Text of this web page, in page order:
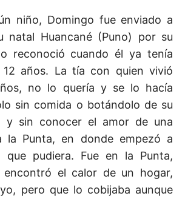
niño, Domingo fue enviado a
natal Huancané (Puno) por su
reconoció cuando él ya tenía
12 años. La tía con quien vivió
no lo quería y se lo hacía
sin comida o botándolo de su
y sin conocer el amor de una
la Punta, en donde empezó a
pudiera. Fue en la Punta,
encontró el calor de un hogar,
pero que lo cobijaba aunque